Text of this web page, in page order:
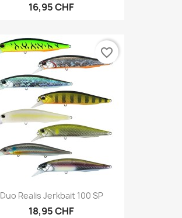
16,95 CHF
Duo Realis Jerkbait 100 SP
18,95 CHF
favorite_border